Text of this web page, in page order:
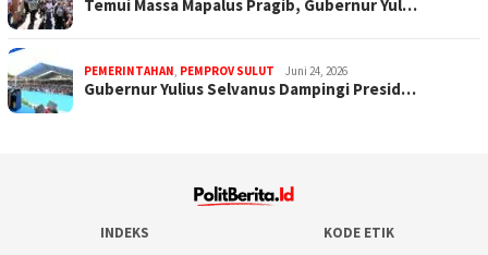
Temui Massa Mapalus Pragib, Gubernur Yul…
PEMERINTAHAN, PEMPROV SULUT Juni 24, 2026
Gubernur Yulius Selvanus Dampingi Presid…
INDEKS KODE ETIK